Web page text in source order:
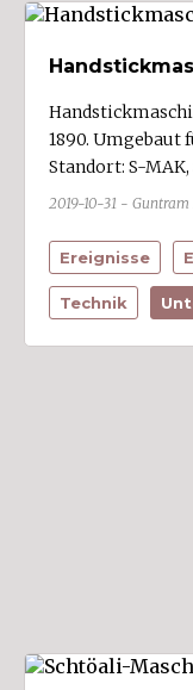
Region
Arlbergregion (5)
Brandnertal (6)
Bregenzerwald
Klostertal (5)
Laternsertal (5)
Andelsbuch (1)
1890. Umgebaut
Standort: S-
2019-10-31 - Guntram
Ereignisse
Technik